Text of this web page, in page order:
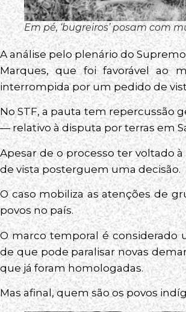
Em pé, ‘bugreiros’ posam com
A análise pelo plenário do
Marques, que foi favorável ao
interrompida por um pedido de
No STF, a pauta tem repercussão
— relativo à disputa por terras em
Apesar de o processo ter voltado
de vista posterguem uma decisão.
O caso mobiliza as atenções de
povos no país.
O marco temporal é
de que pode paralisar novas
que já foram homologadas.
Mas afinal, quem são os povos